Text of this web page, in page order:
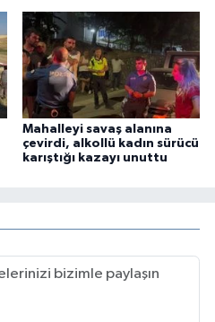
Mahalleyi savaş alanına
çevirdi, alkollü kadın sürücü
karıştığı kazayı unuttu